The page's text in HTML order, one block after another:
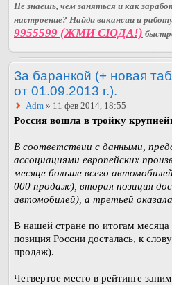
Не знаешь, чем заняться и как
настроение? Найди вакансии и
9955599 (ЖМИ СЮДА!)
За баранкой (+ новая
от 01.09.2013 г.).
Adm » 11 фев 2014, 18:55
Россия вошла в тройку
В соответствии с данными,
ассоциациями европейских
месяце больше всего
000 продаж), вторая позиция
автомобилей), а третьей
В нашей стране по итогам
позиция России досталась, к
продаж).
Четвертое место в рейтинге